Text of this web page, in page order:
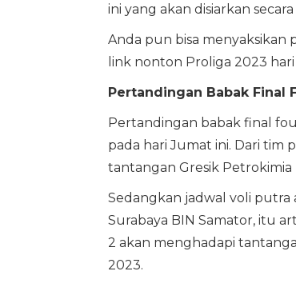
ini yang akan disiarkan
Anda pun bisa menyaksikan
link nonton Proliga 2023 hari
Pertandingan Babak Final
Pertandingan babak final
pada hari Jumat ini. Dari tim
tantangan Gresik
Sedangkan jadwal voli putra
Surabaya BIN Samator, itu
2 akan menghadapi
2023.